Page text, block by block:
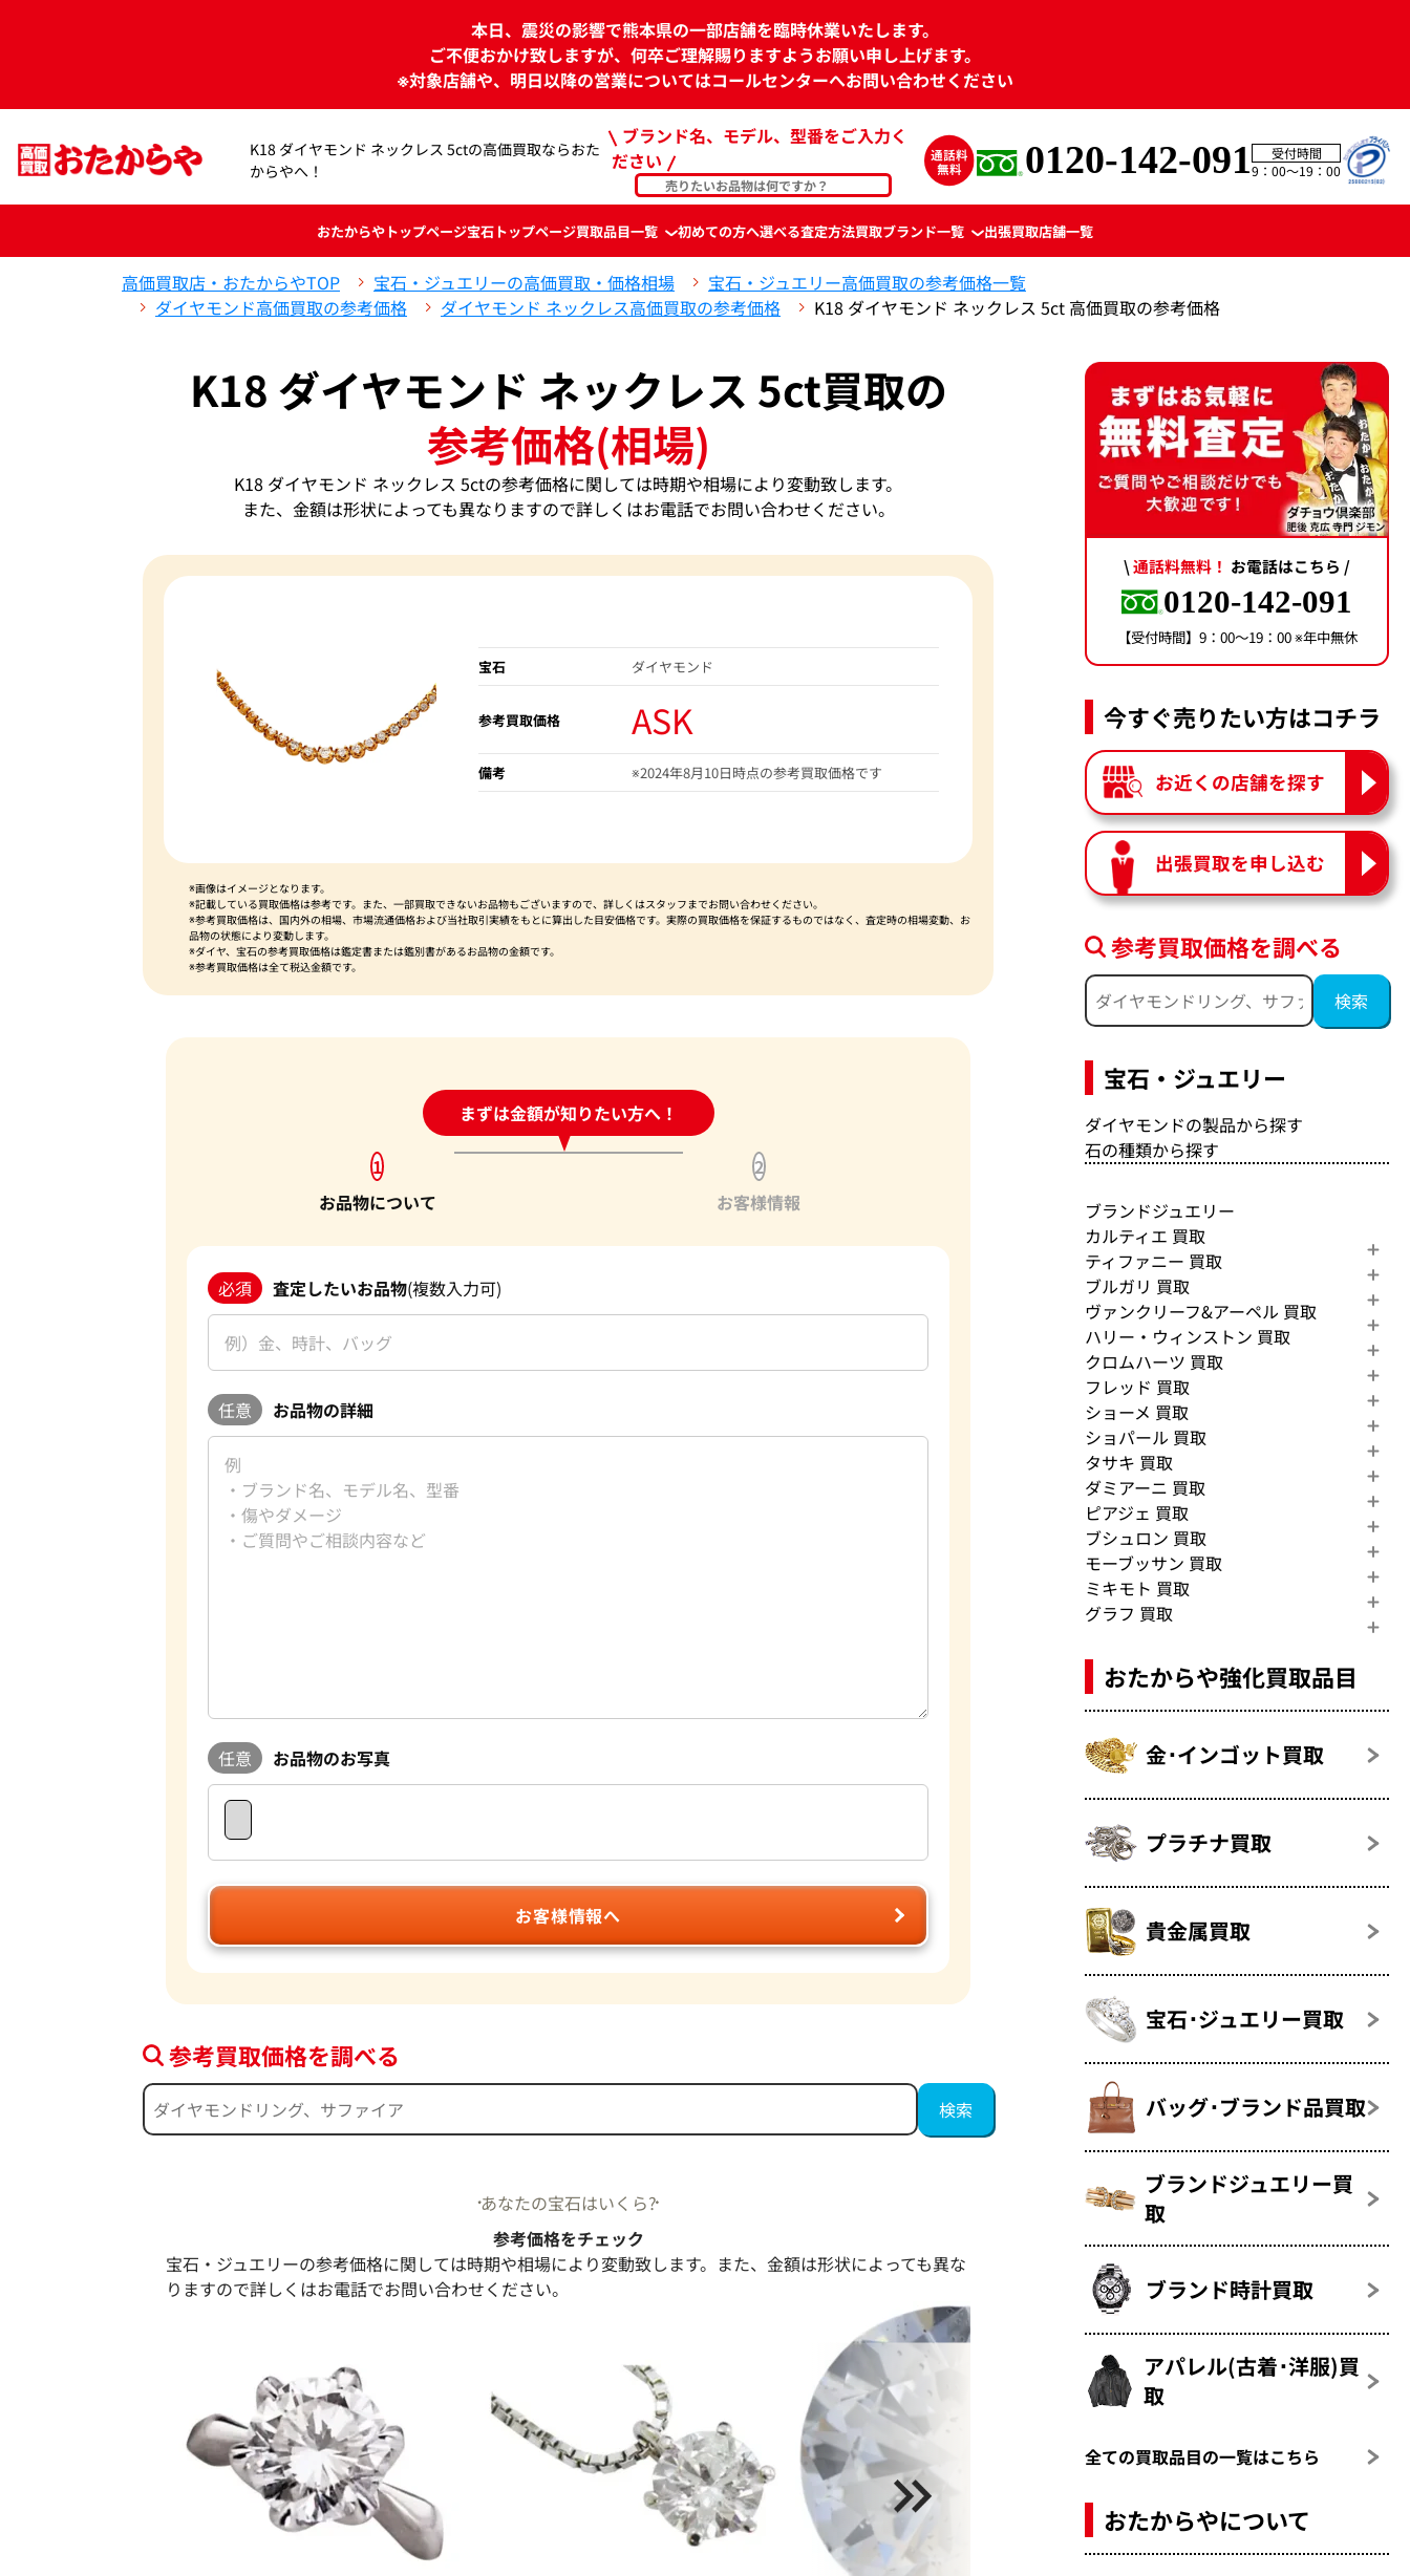
本日、震災の影響で熊本県の一部店舗を臨時休業いたします。
ご不便おかけ致しますが、何卒ご理解賜りますようお願い申し上げます。
※対象店舗や、明日以降の営業についてはコールセンターへお問い合わせください
K18 ダイヤモンド ネックレス 5ctの高価買取ならおた
からやへ！
ブランド名、モデル、型番をご入力く
ださい
0120-142-091
受付時間
9：00〜19：00
おたからやトップページ宝石トップページ買取品目一覧 初めての方へ選べる査定方法買取ブランド一覧 出張買取店舗一覧
高価買取店・おたからやTOP 宝石・ジュエリーの高価買取・価格相場
宝石・ジュエリー高価買取の参考価格一覧
ダイヤモンド高価買取の参考価格
ダイヤモンド ネックレス高価買取の参考価格 K18 ダイヤモンド ネックレス 5ct 高価買取の参考価格
K18 ダイヤモンド ネックレス 5ct買取の
参考価格(相場)
K18 ダイヤモンド ネックレス 5ctの参考価格に関しては時期や相場により変動致します。
また、金額は形状によっても異なりますので詳しくはお電話でお問い合わせください。
宝石 ダイヤモンド
参考買取価格 ASK
備考 ※2024年8月10日時点の参考買取価格です
※画像はイメージとなります。
※記載している買取価格は参考です。また、一部買取できないお品物もございますので、詳しくはスタッフまでお問い合わせください。
※参考買取価格は、国内外の相場、市場流通価格および当社取引実績をもとに算出した目安価格です。実際の買取価格を保証するものではなく、査定時の相場変動、お
品物の状態により変動します。
※ダイヤ、宝石の参考買取価格は鑑定書または鑑別書があるお品物の金額です。
※参考買取価格は全て税込金額です。
まずは金額が知りたい方へ！
24時間受付中!問い合わせフォーム
1
お品物について
2
お客様情報
必須 査定したいお品物(複数入力可)
任意 お品物の詳細
任意 お品物のお写真
お客様情報へ
参考買取価格を調べる
あなたの宝石はいくら?
参考価格をチェック
宝石・ジュエリーの参考価格に関しては時期や相場により変動致します。また、金額は形状によっても異な
りますので詳しくはお電話でお問い合わせください。
\通話料無料！ お電話はこちら /
0120-142-091
【受付時間】9：00〜19：00 ※年中無休
今すぐ売りたい方はコチラ
お近くの店舗を探す
出張買取を申し込む
参考買取価格を調べる
宝石・ジュエリー
ダイヤモンドの製品から探す
石の種類から探す
ブランドジュエリー
カルティエ 買取
ティファニー 買取
ブルガリ 買取
ヴァンクリーフ&アーペル 買取
ハリー・ウィンストン 買取
クロムハーツ 買取
フレッド 買取
ショーメ 買取
ショパール 買取
タサキ 買取
ダミアーニ 買取
ピアジェ 買取
ブシュロン 買取
モーブッサン 買取
ミキモト 買取
グラフ 買取
おたからや強化買取品目
金･インゴット買取
プラチナ買取
貴金属買取
宝石･ジュエリー買取
バッグ･ブランド品買取
ブランドジュエリー買
取
ブランド時計買取
アパレル(古着･洋服)買
取
全ての買取品目の一覧はこちら
おたからやについて